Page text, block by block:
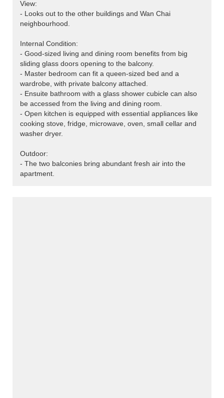
View:
- Looks out to the other buildings and Wan Chai
neighbourhood.
Internal Condition:
- Good-sized living and dining room benefits from big
sliding glass doors opening to the balcony.
- Master bedroom can fit a queen-sized bed and a
wardrobe, with private balcony attached.
- Ensuite bathroom with a glass shower cubicle can also
be accessed from the living and dining room.
- Open kitchen is equipped with essential appliances like
cooking stove, fridge, microwave, oven, small cellar and
washer dryer.
Outdoor:
- The two balconies bring abundant fresh air into the
apartment.